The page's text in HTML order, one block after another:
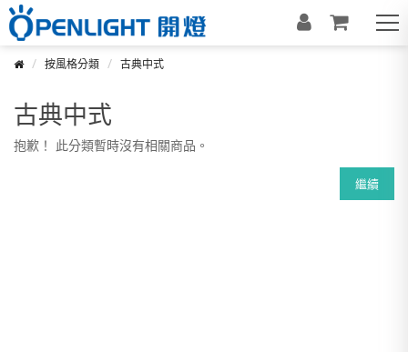
按風格分類 古典中式
古典中式
抱歉！ 此分類暫時沒有相關商品。
繼續